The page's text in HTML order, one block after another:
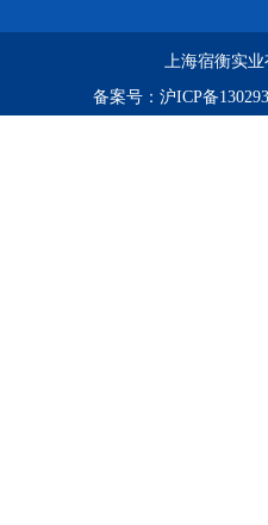
上海宿衡实
备案号： 沪ICP备